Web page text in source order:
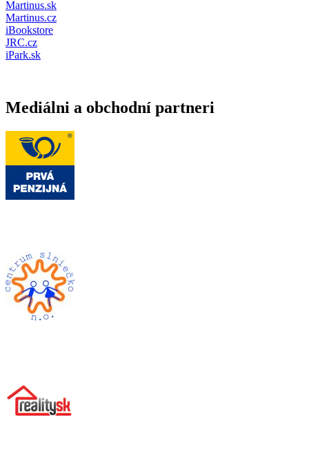
Martinus.sk
Martinus.cz
iBookstore
JRC.cz
iPark.sk
Mediálni a obchodní partneri